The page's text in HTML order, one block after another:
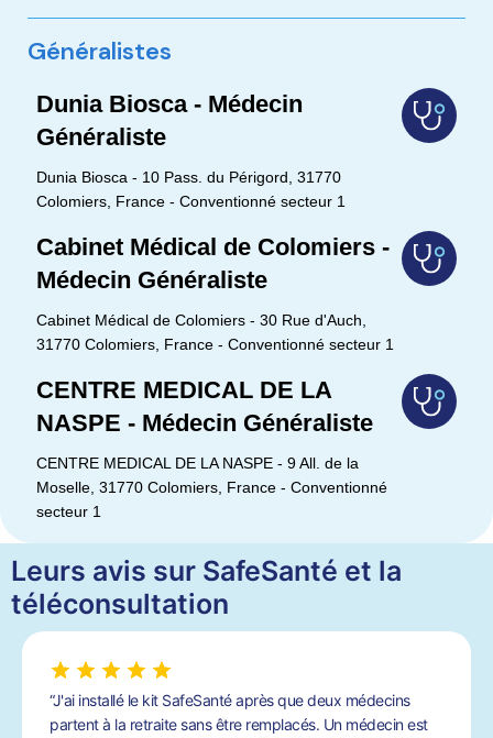
Généralistes
Dunia Biosca - Médecin
Généraliste
Dunia Biosca - 10 Pass. du Périgord, 31770
Colomiers, France - Conventionné secteur 1
Cabinet Médical de Colomiers -
Médecin Généraliste
Cabinet Médical de Colomiers - 30 Rue d'Auch,
31770 Colomiers, France - Conventionné secteur 1
CENTRE MEDICAL DE LA
NASPE - Médecin Généraliste
CENTRE MEDICAL DE LA NASPE - 9 All. de la
Moselle, 31770 Colomiers, France - Conventionné
secteur 1
Leurs avis sur SafeSanté et la
téléconsultation
“J'ai installé le kit SafeSanté après que deux médecins
partent à la retraite sans être remplacés. Un médecin est